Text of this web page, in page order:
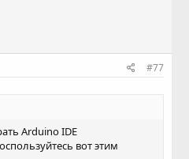
#77
Arduino IDE
вот этим